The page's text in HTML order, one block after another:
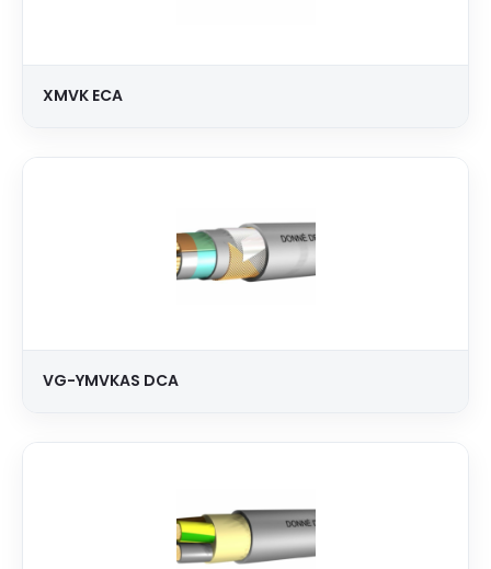
XMVK ECA
VG-YMVKAS DCA